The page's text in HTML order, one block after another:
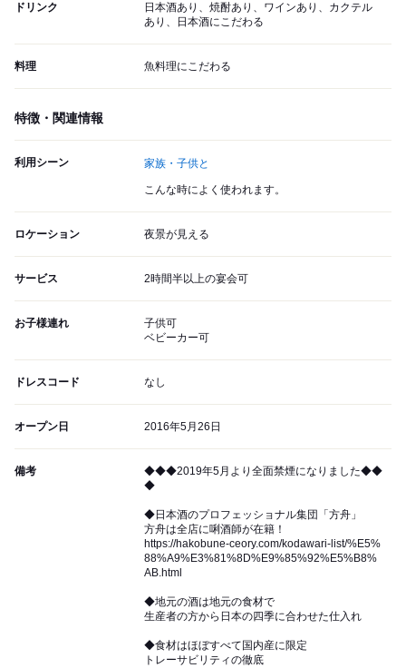
ドリンク
日本酒あり、焼酎あり、ワインあり、カクテル
あり、日本酒にこだわる
料理 魚料理にこだわる
特徴・関連情報
利用シーン 家族・子供と
こんな時によく使われます。
ロケーション 夜景が見える
サービス 2時間半以上の宴会可
お子様連れ
子供可
ベビーカー可
ドレスコード なし
オープン日 2016年5月26日
備考
◆◆◆2019年5月より全面禁煙になりました◆◆
◆
◆日本酒のプロフェッショナル集団「方舟」
方舟は全店に唎酒師が在籍！
https://hakobune-ceory.com/kodawari-list/%E5%
88%A9%E3%81%8D%E9%85%92%E5%B8%
AB.html
◆地元の酒は地元の食材で
生産者の方から日本の四季に合わせた仕入れ
◆食材はほぼすべて国内産に限定
トレーサビリティの徹底